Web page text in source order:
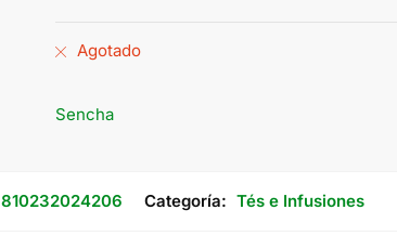
Agotado
Sencha
810232024206 Categoría: Tés e Infusiones